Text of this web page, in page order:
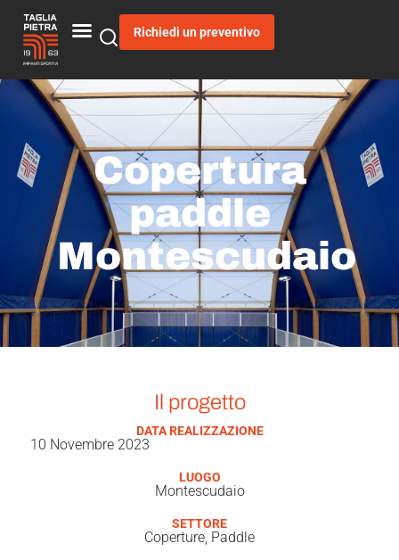
Richiedi un preventivo
Copertura
paddle
Montescudaio
Il progetto
DATA REALIZZAZIONE
10 Novembre 2023
LUOGO
Montescudaio
SETTORE
Coperture, Paddle